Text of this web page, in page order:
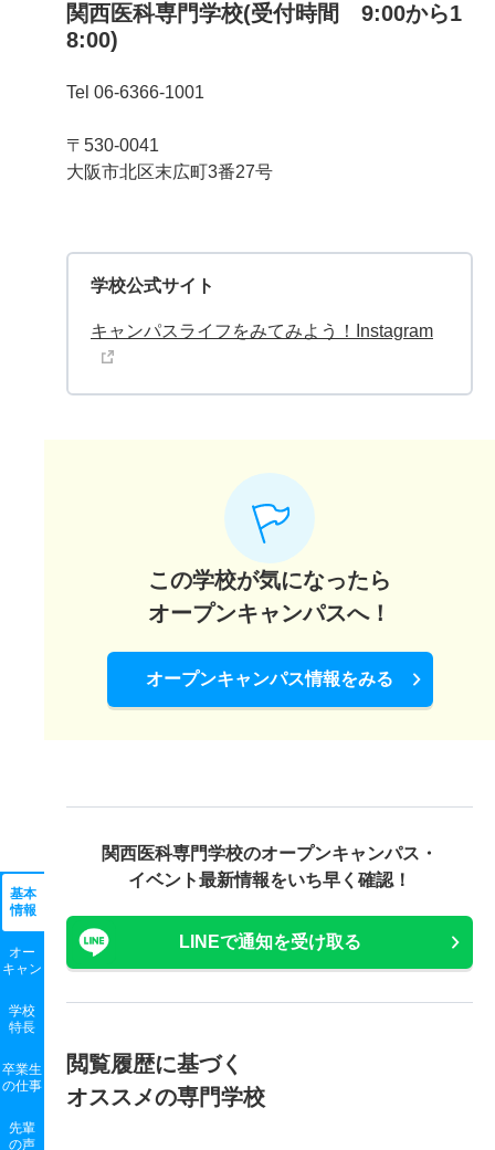
基本
情報
オー
キャン
学校
特長
卒業生
の仕事
先輩
の声
関西医科専門学校(受付時間 9:00から1
8:00)
Tel 06-6366-1001
〒530-0041
大阪市北区末広町3番27号
学校公式サイト
キャンパスライフをみてみよう！Instagram
この学校が気になったら
オープンキャンパスへ！
オープンキャンパス情報をみる
関西医科専門学校のオープンキャンパス・
イベント最新情報をいち早く確認！
LINEで通知を受け取る
閲覧履歴に基づく
オススメの専門学校